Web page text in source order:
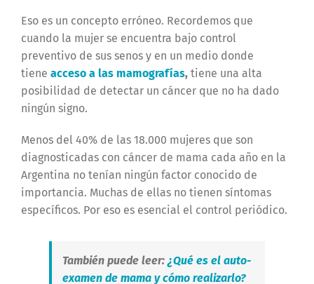
Eso es un concepto erróneo. Recordemos que
cuando la mujer se encuentra bajo control
preventivo de sus senos y en un medio donde
tiene acceso a las mamografías,tiene una alta
posibilidad de detectar un cáncer que no ha dado
ningún signo.
Menos del 40% de las 18.000 mujeres que son
diagnosticadas con cáncer de mama cada año en la
Argentina no tenían ningún factor conocido de
importancia. Muchas de ellas no tienen síntomas
específicos. Por eso es esencial el control periódico.
También puede leer: ¿Qué es el auto-
examen de mama y cómo realizarlo?